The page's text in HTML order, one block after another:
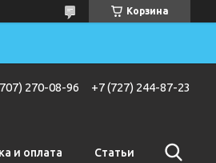
Корзина
270-08-96 +7 (727) 244-87-23
и оплата Статьи